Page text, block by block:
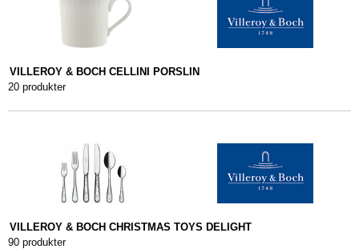
VILLEROY & BOCH CELLINI PORSLIN
20 produkter
VILLEROY & BOCH CHRISTMAS TOYS DELIGHT
90 produkter